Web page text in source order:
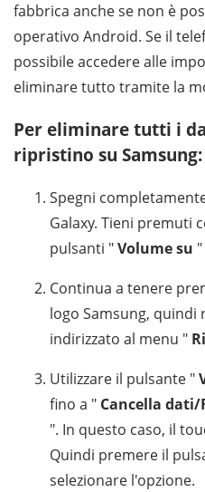
fabbrica anche se non è
operativo Android. Se il
possibile accedere alle
eliminare tutto tramite la
Per eliminare tutti i
ripristino su Samsung:
Spegni
Galaxy. Tieni premuti
pulsanti "Volume su
Continua a tenere
logo Samsung, quindi
indirizzato al menu "
Utilizzare il pulsante "
fino a " Cancella
". In questo caso, il
Quindi premere il
selezionare l'opzione.